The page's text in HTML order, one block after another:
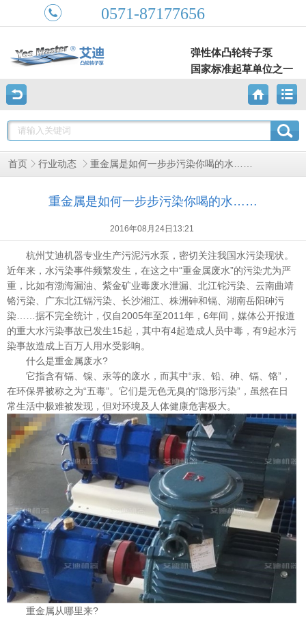
0571-87177656
弹性体凸轮转子泵
国家标准起草单位之一
首页 行业动态 重金属是如何一步步污染你喝的水……
重金属是如何一步步污染你喝的水……
2016年08月24日13:21
杭州艾迪机器专业生产污泥污水泵，密切关注我国水污染现状。
近年来，水污染事件频繁发生，在这之中“重金属废水”的污染尤为严
重，比如有渤海漏油、紫金矿业毒废水泄漏、北江铊污染、云南曲靖
铬污染、广东北江镉污染、长沙湘江、株洲砷和镉、湖南岳阳砷污
染……据不完全统计，仅自2005年至2011年，6年间，媒体公开报道
的重大水污染事故已发生15起，其中有4起造成人员中毒，有9起水污
染事故造成上百万人用水受影响。
什么是重金属废水?
它指含有镉、镍、汞等的废水，而其中“汞、铅、砷、镉、铬”，
在环保界被称之为“五毒”。它们是无色无臭的“隐形污染”，虽然在日
常生活中极难被发现，但对环境及人体健康危害极大。
重金属从哪里来?